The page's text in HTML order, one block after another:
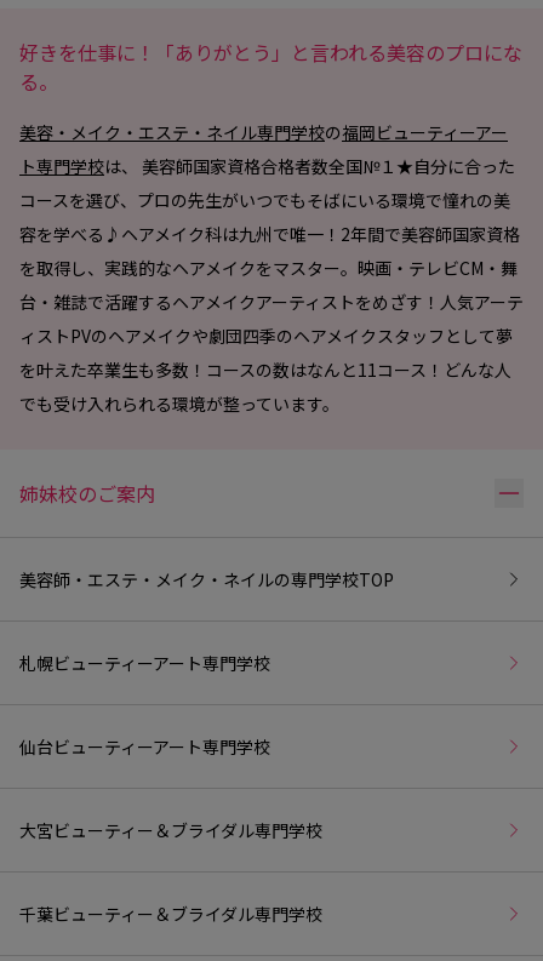
好きを仕事に！「ありがとう」と言われる美容のプロにな
る。
美容・メイク・エステ・ネイル専門学校の福岡ビューティーアー
ト専門学校は、 美容師国家資格合格者数全国№１★自分に合った
コースを選び、プロの先生がいつでもそばにいる環境で憧れの美
容を学べる♪ヘアメイク科は九州で唯一！2年間で美容師国家資格
を取得し、実践的なヘアメイクをマスター。映画・テレビCM・舞
台・雑誌で活躍するヘアメイクアーティストをめざす！人気アーテ
ィストPVのヘアメイクや劇団四季のヘアメイクスタッフとして夢
を叶えた卒業生も多数！コースの数はなんと11コース！どんな人
でも受け入れられる環境が整っています。
姉妹校のご案内 リ
美容師・エステ・メイク・ネイルの専門学校TOP
札幌ビューティーアート専門学校
仙台ビューティーアート専門学校
大宮ビューティー＆ブライダル専門学校
千葉ビューティー＆ブライダル専門学校